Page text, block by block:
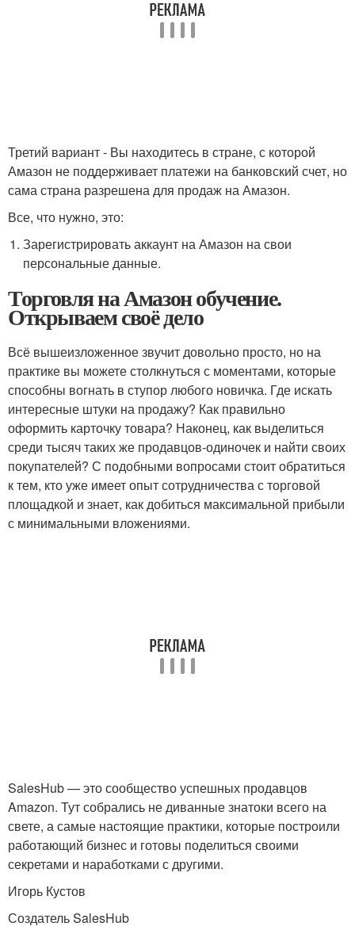
Третий вариант - Вы находитесь в стране, с которой
Амазон не поддерживает платежи на банковский счет, но
сама страна разрешена для продаж на Амазон.
Все, что нужно, это:
Зарегистрировать аккаунт на Амазон на свои
персональные данные.
Торговля на Амазон обучение.
Открываем своё дело
Всё вышеизложенное звучит довольно просто, но на
практике вы можете столкнуться с моментами, которые
способны вогнать в ступор любого новичка. Где искать
интересные штуки на продажу? Как правильно
оформить карточку товара? Наконец, как выделиться
среди тысяч таких же продавцов-одиночек и найти своих
покупателей? С подобными вопросами стоит обратиться
к тем, кто уже имеет опыт сотрудничества с торговой
площадкой и знает, как добиться максимальной прибыли
с минимальными вложениями.
SalesHub — это сообщество успешных продавцов
Amazon. Тут собрались не диванные знатоки всего на
свете, а самые настоящие практики, которые построили
работающий бизнес и готовы поделиться своими
секретами и наработками с другими.
Игорь Кустов
Создатель SalesHub